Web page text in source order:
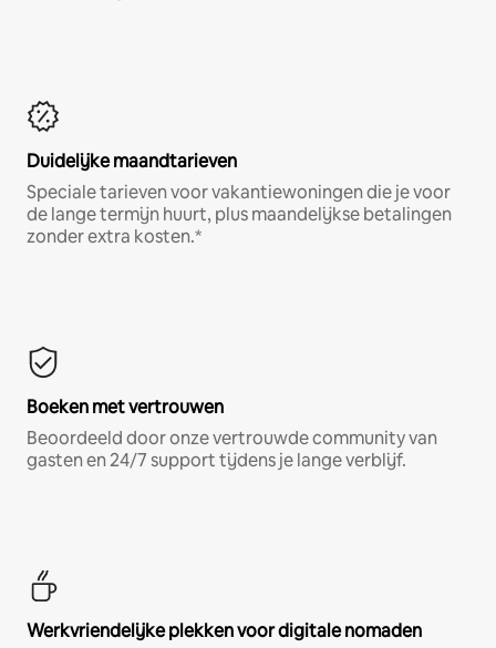
Duidelijke maandtarieven
Speciale tarieven voor vakantiewoningen die je voor
de lange termijn huurt, plus maandelijkse betalingen
zonder extra kosten.*
Boeken met vertrouwen
Beoordeeld door onze vertrouwde community van
gasten en 24/7 support tijdens je lange verblijf.
Werkvriendelijke plekken voor digitale nomaden